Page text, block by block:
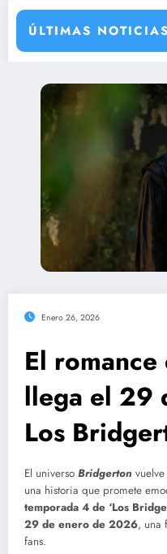
ÚLTIMAS NOTICIAS
Hora de La 1’ y Aida Bao
Enero 26, 2026
El
llega el 29
Los
El universo Bridgerton
una historia que promete
temporada 4 de ‘Los
29 de enero de 2026, una
fans.